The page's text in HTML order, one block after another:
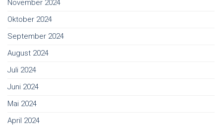
November 2024
Oktober 2024
September 2024
August 2024
Juli 2024
Juni 2024
Mai 2024
April 2024